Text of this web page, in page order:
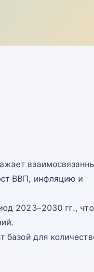
ВВП, инфляцию и
2023–2030 гг.,
базой для